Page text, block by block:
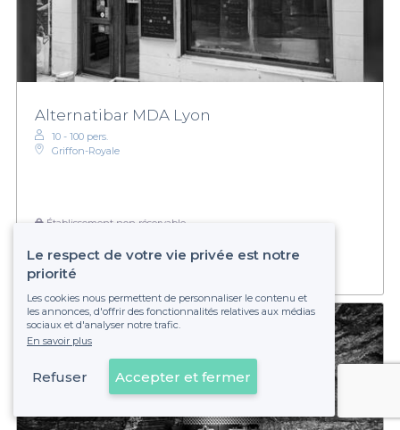
Alternatibar MDA Lyon
10 - 100 pers.
Griffon-Royale
Établissement non réservable
Voir sur la carte
Le respect de votre vie privée est notre
priorité
Les cookies nous permettent de personnaliser le contenu et
les annonces, d'offrir des fonctionnalités relatives aux médias
sociaux et d'analyser notre trafic.
En savoir plus
Refuser Accepter et fermer